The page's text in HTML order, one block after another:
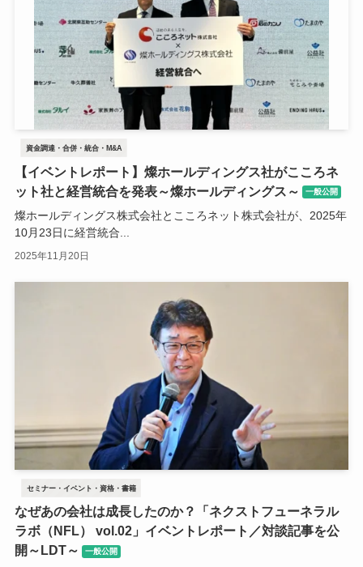
資金調達・合併・統合・M&A
【イベントレポート】燦ホールディングス社がこころネ
ット社と経営統合を発表～燦ホールディングス～
一般公開
燦ホールディングス株式会社とこころネット株式会社が、2025年
10月23日に経営統合...
2025年11月20日
セミナー・イベント・資格・書籍
なぜあの会社は成長したのか？「ネクストフューネラル
ラボ（NFL） vol.02」イベントレポート／対談記事を公
開～LDT～
一般公開